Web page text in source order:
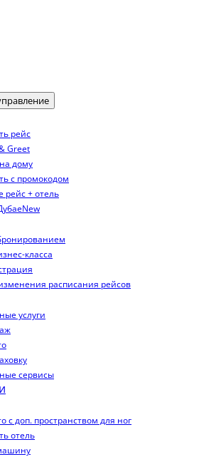
рейс
Greet
дому
с промокодом
рейс + отель
New
класса
расписания рейсов
услуги
сервисы
с доп. пространством для ног
отель